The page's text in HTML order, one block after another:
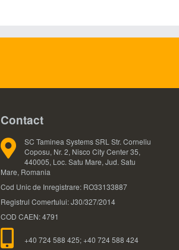
Contact
SC Taminea Systems SRL Str. Corneliu
Coposu, Nr. 2, Nisco City Center 35,
440005, Loc. Satu Mare, Jud. Satu
Mare, Romania
Cod Unic de Inregistrare: RO33133887
Registrul Comertului: J30/327/2014
COD CAEN: 4791
+40 724 588 425; +40 724 588 424